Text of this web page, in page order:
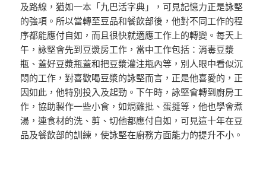
及路線，猶如一本「九巴活字典」，可見記憶力正是詠堅
的強項。所以當轉至豆品和餐飲部後，他對不同工作的程
序都能應付自如，而且很快就適應工作上的轉變。每天上
午，詠堅會先到豆漿房工作，當中工作包括：消毒豆漿
瓶、蓋好豆漿瓶蓋和把豆漿灌注瓶內等，別人眼中看似沉
悶的工作，對喜歡喝豆漿的詠堅而言，正是他喜愛的，正
因如此，他特別投入及起勁。下午時，詠堅會轉到廚房工
作，協助製作一些小食，如焗雞批、蛋撻等，他也學會煮
湯，連食材的洗、剪、切他都應付自如，可見這十年在豆
品及餐飲部的訓練，使詠堅在廚務方面能力的提升不小。